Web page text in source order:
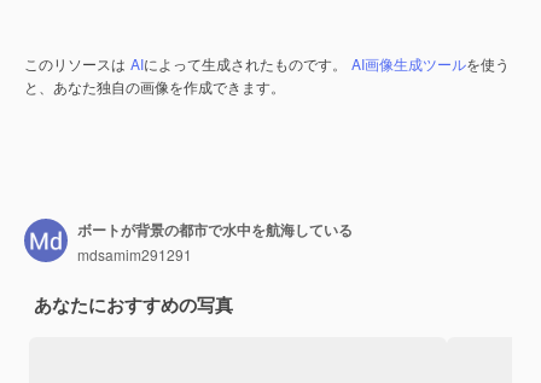
このリソースは AIによって生成されたものです。 AI画像生成ツールを使う
と、あなた独自の画像を作成できます。
ボートが背景の都市で水中を航海している
mdsamim291291
あなたにおすすめの写真